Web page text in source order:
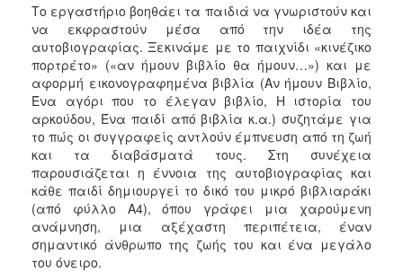
Το εργαστήριο βοηθάει τα παιδιά να γνωριστούν και
να εκφραστούν μέσα από την ιδέα της
αυτοβιογραφίας. Ξεκινάμε με το παιχνίδι «κινέζικο
πορτρέτο» («αν ήμουν βιβλίο θα ήμουν…») και με
αφορμή εικονογραφημένα βιβλία (Αν ήμουν Βιβλίο,
Ένα αγόρι που το έλεγαν βιβλίο, Η ιστορία του
αρκούδου, Ένα παιδί από βιβλία κ.α.) συζητάμε για
το πώς οι συγγραφείς αντλούν έμπνευση από τη ζωή
και τα διαβάσματά τους. Στη συνέχεια
παρουσιάζεται η έννοια της αυτοβιογραφίας και
κάθε παιδί δημιουργεί το δικό του μικρό βιβλιαράκι
(από φύλλο Α4), όπου γράφει μια χαρούμενη
ανάμνηση, μια αξέχαστη περιπέτεια, έναν
σημαντικό άνθρωπο της ζωής του και ένα μεγάλο
του όνειρο.